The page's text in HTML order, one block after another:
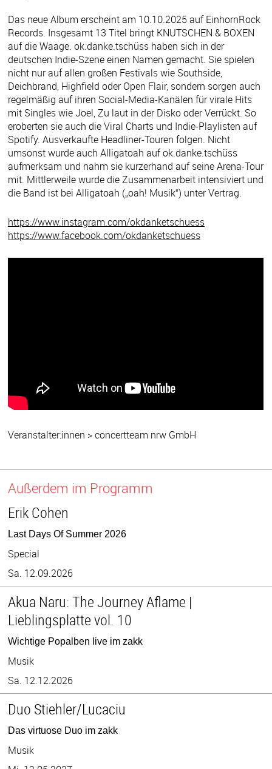
Das neue Album erscheint am 10.10.2025 auf EinhornRock
Records. Insgesamt 13 Titel bringt KNUTSCHEN & BOXEN
auf die Waage. ok.danke.tschüss haben sich in der
deutschen Indie-Szene einen Namen gemacht. Sie spielen
nicht nur auf allen großen Festivals wie Southside,
Deichbrand, Highfield oder Open Flair, sondern sorgen auch
regelmäßig auf ihren Social-Media-Kanälen für virale Hits
mit Singles wie Joel, Zu laut in der Disko oder Verrückt. So
eroberten sie auch die Viral Charts und Indie-Playlisten auf
Spotify. Ausverkaufte Headliner-Touren folgen. Nicht
umsonst wurde auch Alligatoah auf ok.danke.tschüss
aufmerksam und nahm sie kurzerhand auf seine Arena-Tour
mit. Mittlerweile wurde die Zusammenarbeit intensiviert und
die Band ist bei Alligatoah („oah! Musik“) unter Vertrag.
https://www.instagram.com/okdanketschuess
https://www.facebook.com/okdanketschuess
Veranstalter:innen > concertteam nrw GmbH
Außerdem im Programm
Erik Cohen
Last Days Of Summer 2026
Special
Sa. 12.09.2026
Akua Naru: The Journey Aflame |
Lieblingsplatte vol. 10
Wichtige Popalben live im zakk
Musik
Sa. 12.12.2026
Duo Stiehler/Lucaciu
Das virtuose Duo im zakk
Musik